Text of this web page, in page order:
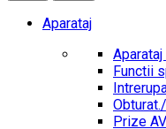
Aparataj
Functii
Prize